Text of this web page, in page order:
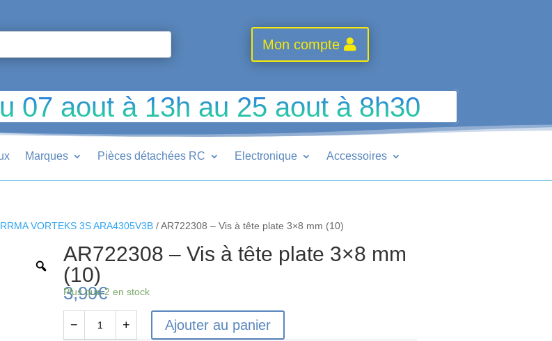
Mon compte
07 aout à 13h au 25 aout à 8h30
Marques Pièces détachées RC Electronique Accessoires
VORTEKS 3S ARA4305V3B / AR722308 – Vis à tête plate 3×8 mm (10)
AR722308 – Vis à tête plate 3×8 mm
(10)
3,99€
Plus que 2 en stock
quantité
− + Ajouter au panier